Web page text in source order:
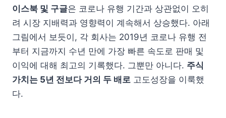
이스북 및 구글은 코로나 유행 기간과 상관없이 오히
려 시장 지배력과 영향력이 계속해서 상승했다. 아래
그림에서 보듯이, 각 회사는 2019년 코로나 유행 전
부터 지금까지 수년 만에 가장 빠른 속도로 판매 및
이익에 대해 최고의 기록했다. 그뿐만 아니다. 주식
가치는 5년 전보다 거의 두 배로 고도성장을 이룩했
다.